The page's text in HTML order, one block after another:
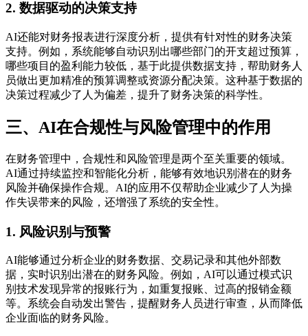
2. 数据驱动的决策支持
AI还能对财务报表进行深度分析，提供有针对性的财务决策
支持。例如，系统能够自动识别出哪些部门的开支超过预算，
哪些项目的盈利能力较低，基于此提供数据支持，帮助财务人
员做出更加精准的预算调整或资源分配决策。这种基于数据的
决策过程减少了人为偏差，提升了财务决策的科学性。
三、AI在合规性与风险管理中的作用
在财务管理中，合规性和风险管理是两个至关重要的领域。
AI通过持续监控和智能化分析，能够有效地识别潜在的财务
风险并确保操作合规。AI的应用不仅帮助企业减少了人为操
作失误带来的风险，还增强了系统的安全性。
1. 风险识别与预警
AI能够通过分析企业的财务数据、交易记录和其他外部数
据，实时识别出潜在的财务风险。例如，AI可以通过模式识
别技术发现异常的报账行为，如重复报账、过高的报销金额
等。系统会自动发出警告，提醒财务人员进行审查，从而降低
企业面临的财务风险。